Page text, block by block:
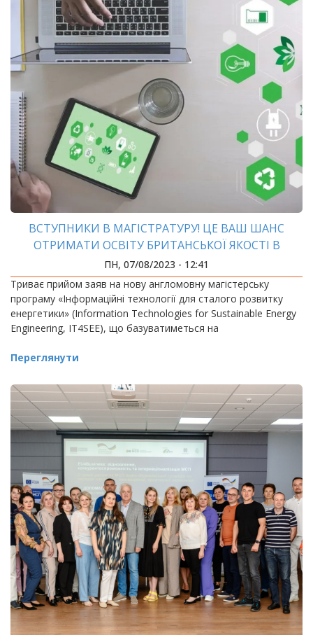
ВСТУПНИКИ В МАГІСТРАТУРУ! ЦЕ ВАШ ШАНС
ОТРИМАТИ ОСВІТУ БРИТАНСЬКОЇ ЯКОСТІ В
УКРАЇНІ!
ПН, 07/08/2023 - 12:41
Триває прийом заяв на нову англомовну магістерську
програму «Інформаційні технології для сталого розвитку
енергетики» (Information Technologies for Sustainable Energy
Engineering, IT4SEE), що базуватиметься на
Переглянути